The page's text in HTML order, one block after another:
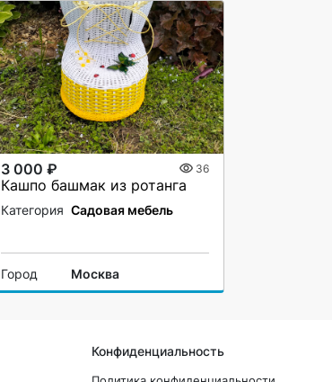
3 000 ₽ 36
Кашпо башмак из ротанга
Категория Садовая мебель
Город Москва
Конфиденциальность